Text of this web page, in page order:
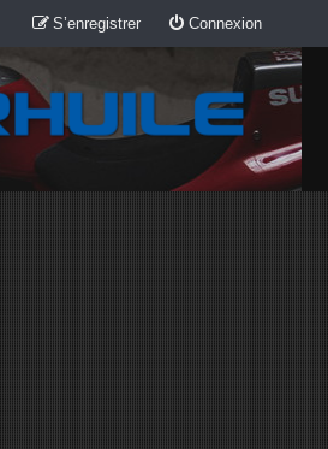
Connexion
S’enregistrer